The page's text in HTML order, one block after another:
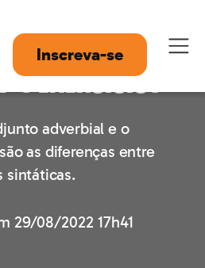
Inscreva-se
e
5 exercícios
adverbial e o
as diferenças entre
sintáticas.
29/08/2022 17h41